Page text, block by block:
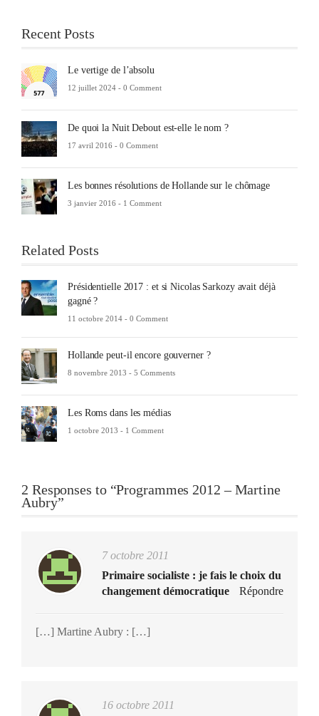
Recent Posts
Le vertige de l’absolu
12 juillet 2024 - 0 Comment
De quoi la Nuit Debout est-elle le nom ?
17 avril 2016 - 0 Comment
Les bonnes résolutions de Hollande sur le chômage
3 janvier 2016 - 1 Comment
Related Posts
Présidentielle 2017 : et si Nicolas Sarkozy avait déjà
gagné ?
11 octobre 2014 - 0 Comment
Hollande peut-il encore gouverner ?
8 novembre 2013 - 5 Comments
Les Roms dans les médias
1 octobre 2013 - 1 Comment
2 Responses to “Programmes 2012 – Martine
Aubry”
7 octobre 2011
Primaire socialiste : je fais le choix du
changement démocratique
Répondre
[…] Martine Aubry : […]
16 octobre 2011